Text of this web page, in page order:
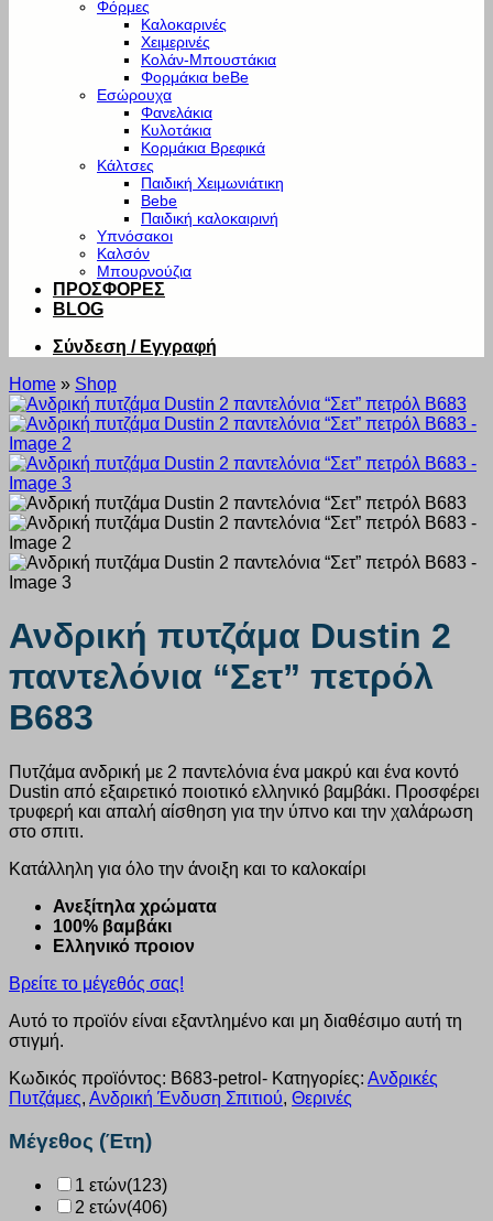
Φόρμες
Καλοκαρινές
Χειμερινές
Κολάν-Μπουστάκια
Φορμάκια beBe
Εσώρουχα
Φανελάκια
Κυλοτάκια
Κορμάκια Βρεφικά
Κάλτσες
Παιδική Χειμωνιάτικη
Bebe
Παιδική καλοκαιρινή
Υπνόσακοι
Καλσόν
Μπουρνούζια
ΠΡΟΣΦΟΡΕΣ
BLOG
Σύνδεση / Εγγραφή
Home » Shop
Ανδρική πυτζάμα Dustin 2
παντελόνια “Σετ” πετρόλ
B683
Πυτζάμα ανδρική με 2 παντελόνια ένα μακρύ και ένα κοντό
Dustin από εξαιρετικό ποιοτικό ελληνικό βαμβάκι. Προσφέρει
τρυφερή και απαλή αίσθηση για την ύπνο και την χαλάρωση
στο σπιτι.
Κατάλληλη για όλο την άνοιξη και το καλοκαίρι
Ανεξίτηλα χρώματα
100% βαμβάκι
Ελληνικό προιον
Βρείτε το μέγεθός σας!
Αυτό το προϊόν είναι εξαντλημένο και μη διαθέσιμο αυτή τη
στιγμή.
Κωδικός προϊόντος: B683-petrol- Κατηγορίες: Ανδρικές
Πυτζάμες, Ανδρική Ένδυση Σπιτιού, Θερινές
Μέγεθος (Έτη)
1 ετών(123)
2 ετών(406)